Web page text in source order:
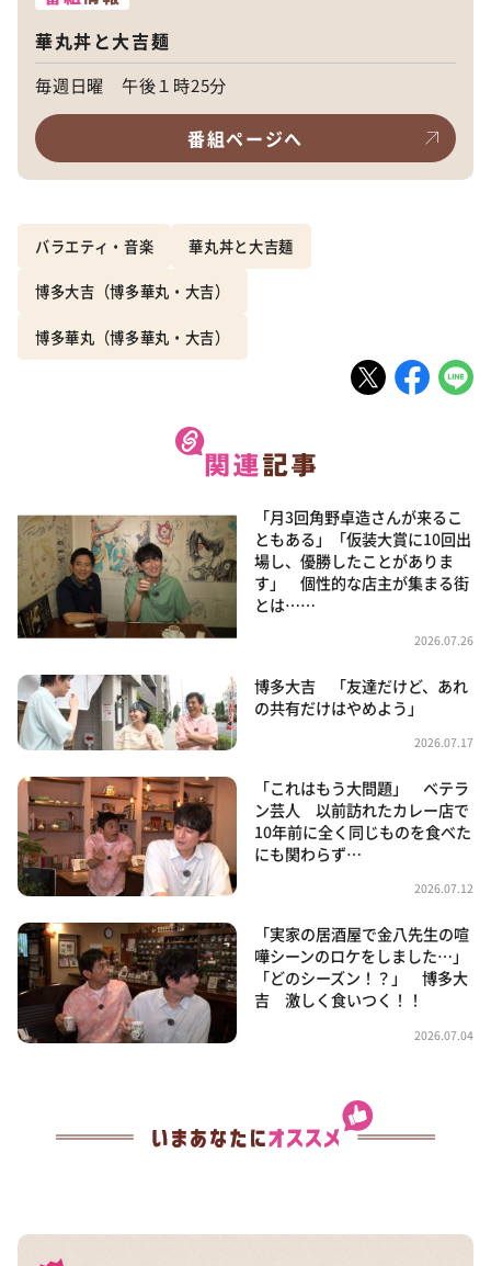
華丸丼と大吉麺
毎週日曜 午後１時25分
番組ページへ
バラエティ・音楽 華丸丼と大吉麺
博多大吉（博多華丸・大吉）
博多華丸（博多華丸・大吉）
「月3回角野卓造さんが来るこ
ともある」「仮装大賞に10回出
場し、優勝したことがありま
す」 個性的な店主が集まる街
とは……
2026.07.26
博多大吉 「友達だけど、あれ
の共有だけはやめよう」
2026.07.17
「これはもう大問題」 ベテラ
ン芸人 以前訪れたカレー店で
10年前に全く同じものを食べた
にも関わらず…
2026.07.12
「実家の居酒屋で金八先生の喧
嘩シーンのロケをしました…」
「どのシーズン！？」 博多大
吉 激しく食いつく！！
2026.07.04